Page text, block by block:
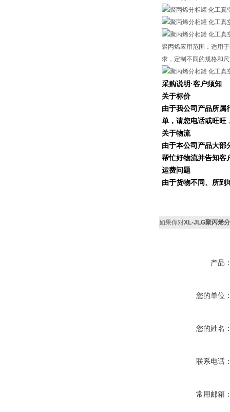
聚丙烯应用范围：适用
求，定制不同的规格和
采购说明·客户须知
关于标价
由于我公司产品所属
单，请您电话或旺旺
关于物流
由于本公司产品大部
帮忙好物流并告知客
运费问题
由于货物不同、所到
如果你对XL-JLG聚丙烯
产品
您的单位
您的姓名
联系电话
常用邮箱